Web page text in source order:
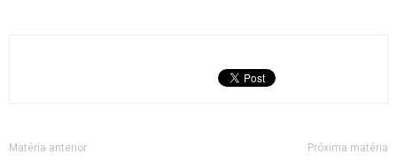
Matéria anterior Próxima matéria